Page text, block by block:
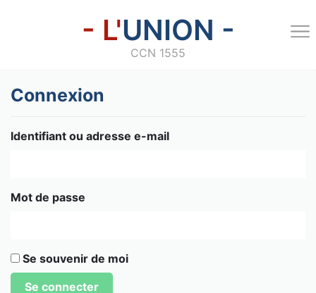
- L'UNION -
CCN 1555
Connexion
Identifiant ou adresse e-mail
Mot de passe
Se souvenir de moi